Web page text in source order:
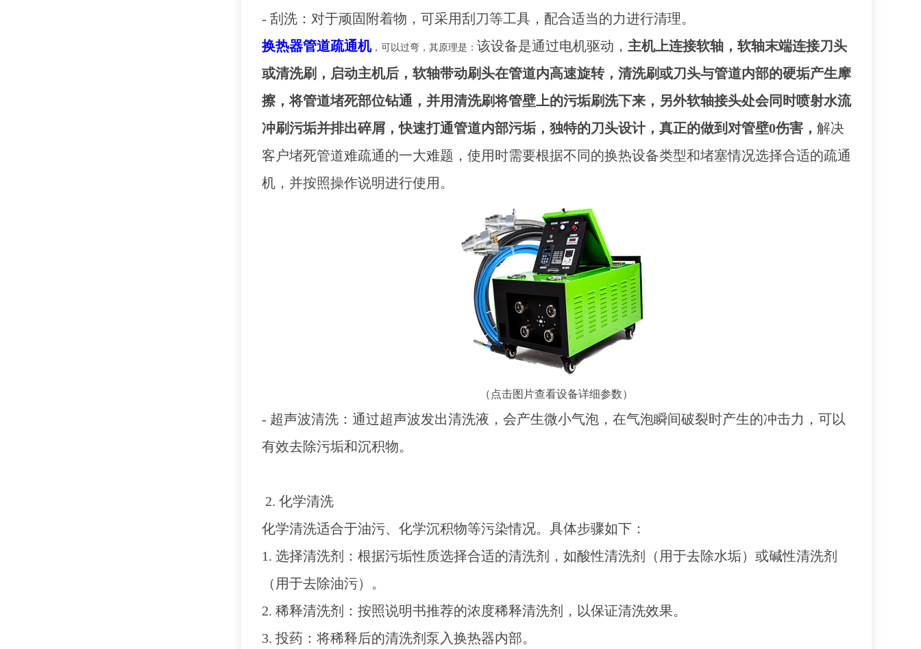
- 刮洗：对于顽固附着物，可采用刮刀等工具，配合适当的力进行清理。
换热器管道疏通机，可以过弯，其原理是： 该设备是通过电机驱动， 主机上连接软轴，软轴末端连接刀头
或清洗刷，启动主机后，软轴带动刷头在管道内高速旋转，清洗刷或刀头与管道内部的硬垢产生摩
擦，将管道堵死部位钻通，并用清洗刷将管壁上的污垢刷洗下来，另外软轴接头处会同时喷射水流
冲刷污垢并排出碎屑，快速打通管道内部污垢，独特的刀头设计，真正的做到对管壁0伤害， 解决
客户堵死管道难疏通的一大难题，使用时需要根据不同的换热设备类型和堵塞情况选择合适的疏通
机，并按照操作说明进行使用。
（点击图片查看设备详细参数）
- 超声波清洗：通过超声波发出清洗液，会产生微小气泡，在气泡瞬间破裂时产生的冲击力，可以
有效去除污垢和沉积物。
2. 化学清洗
化学清洗适合于油污、化学沉积物等污染情况。具体步骤如下：
1. 选择清洗剂：根据污垢性质选择合适的清洗剂，如酸性清洗剂（用于去除水垢）或碱性清洗剂
（用于去除油污）。
2. 稀释清洗剂：按照说明书推荐的浓度稀释清洗剂，以保证清洗效果。
3. 投药：将稀释后的清洗剂泵入换热器内部。